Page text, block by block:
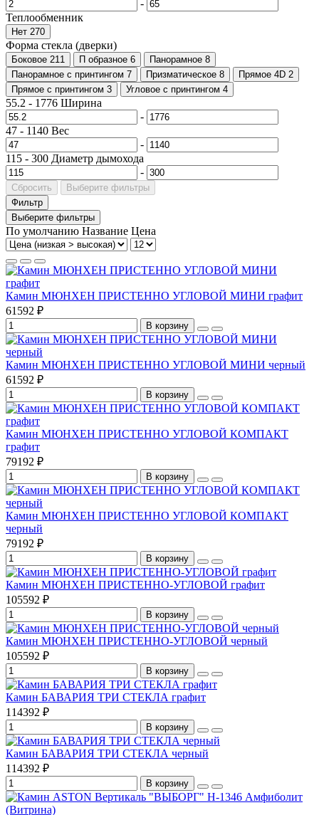
-
Теплообменник
Нет 270
Форма стекла (дверки)
Боковое 211 П образное 6 Панорамное 8
Панорамное с принтингом 7 Призматическое 8 Прямое 4D 2
Прямое с принтингом 3 Угловое с принтингом 4
55.2 - 1776 Ширина
-
47 - 1140 Вес
-
115 - 300 Диаметр дымохода
-
Сбросить
Выберите фильтры
Фильтр
Выберите фильтры
По умолчанию Название Цена
Камин МЮНХЕН ПРИСТЕННО УГЛОВОЙ МИНИ графит
61592 ₽
В корзину
Камин МЮНХЕН ПРИСТЕННО УГЛОВОЙ МИНИ черный
61592 ₽
В корзину
Камин МЮНХЕН ПРИСТЕННО УГЛОВОЙ КОМПАКТ
графит
79192 ₽
В корзину
Камин МЮНХЕН ПРИСТЕННО УГЛОВОЙ КОМПАКТ
черный
79192 ₽
В корзину
Камин МЮНХЕН ПРИСТЕННО-УГЛОВОЙ графит
105592 ₽
В корзину
Камин МЮНХЕН ПРИСТЕННО-УГЛОВОЙ черный
105592 ₽
В корзину
Камин БАВАРИЯ ТРИ СТЕКЛА графит
114392 ₽
В корзину
Камин БАВАРИЯ ТРИ СТЕКЛА черный
114392 ₽
В корзину